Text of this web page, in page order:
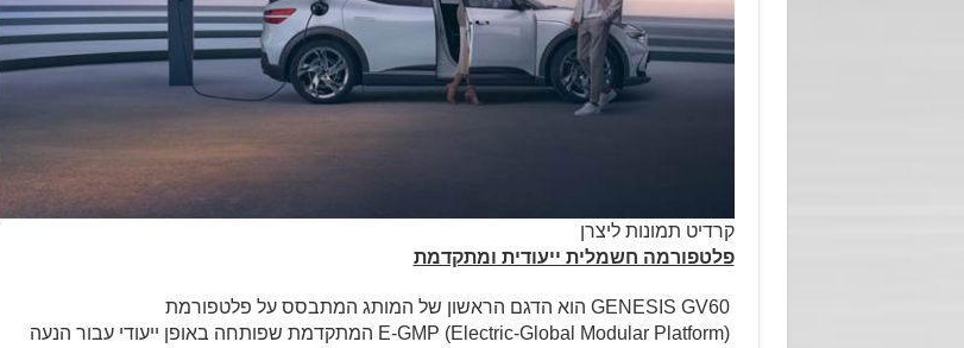
קרדיט תמונות ליצרן
פלטפורמה חשמלית ייעודית ומתקדמת
GENESIS GV60 הוא הדגם הראשון של המותג המתבסס על פלטפורמת
E-GMP (Electric-Global Modular Platform) המתקדמת שפותחה באופן ייעודי עבור הנעה